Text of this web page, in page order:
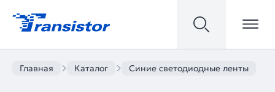
Главная Каталог Синие светодиодные ленты